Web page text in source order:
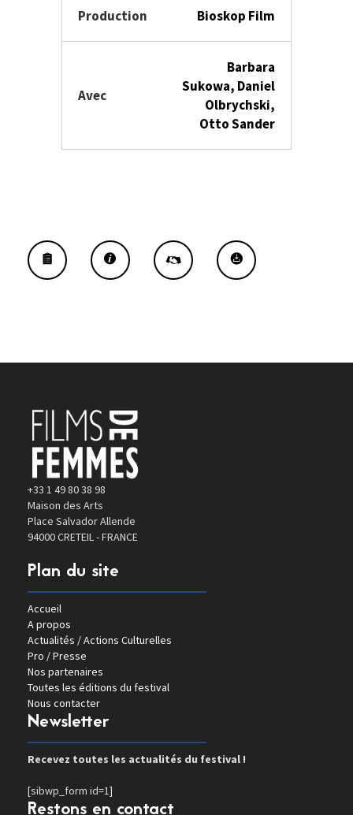
Production Bioskop Film
Avec
Barbara
Sukowa, Daniel
Olbrychski,
Otto Sander
+33 1 49 80 38 98
Maison des Arts
Place Salvador Allende
94000 CRETEIL - FRANCE
Plan du site
Accueil
A propos
Actualités / Actions Culturelles
Pro / Presse
Nos partenaires
Toutes les éditions du festival
Nous contacter
Newsletter
Recevez toutes les actualités du festival !
[sibwp_form id=1]